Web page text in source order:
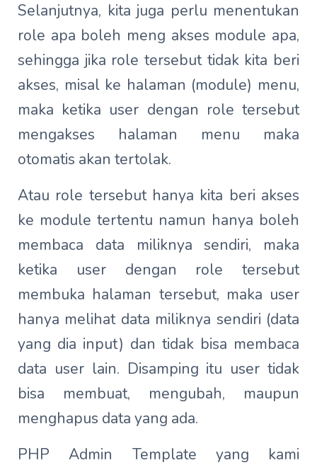
Selanjutnya, kita juga perlu menentukan
role apa boleh meng akses module apa,
sehingga jika role tersebut tidak kita beri
akses, misal ke halaman (module) menu,
maka ketika user dengan role tersebut
mengakses halaman menu maka
otomatis akan tertolak.
Atau role tersebut hanya kita beri akses
ke module tertentu namun hanya boleh
membaca data miliknya sendiri, maka
ketika user dengan role tersebut
membuka halaman tersebut, maka user
hanya melihat data miliknya sendiri (data
yang dia input) dan tidak bisa membaca
data user lain. Disamping itu user tidak
bisa membuat, mengubah, maupun
menghapus data yang ada.
PHP Admin Template yang kami